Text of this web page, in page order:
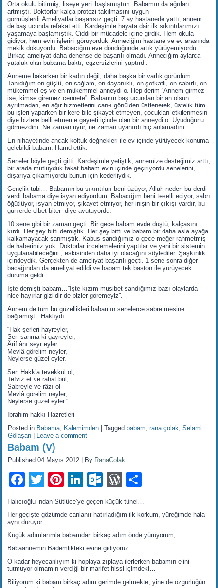
Orta okulu bitirmiş, liseye yeni başlamıştım. Babamın da ağrıları
artmıştı. Doktorlar kalça protezi takılmasını uygun
görmüşlerdi.Ameliyatlar başarısız geçti. 7 ay hastanede yattı, annem
de baş ucunda refakat etti. Kardeşimle hayata dair ilk sıkıntılarımızı
yaşamaya başlamıştık. Ciddi bir mücadele içine girdik. Hem okula
gidiyor, hem evin işlerini görüyorduk. Anneciğim hastane ve ev arasında
mekik dokuyordu. Babacığım eve döndüğünde artık yürüyemiyordu.
Birkaç ameliyat daha denense de başarılı olmadı. Anneciğim aylarca
yatalak olan babama baktı, egzersizlerini yaptırdı.
Anneme bakarken bir kadın değil, daha başka bir varlık görürdüm.
Tanıdığım en güçlü, en sağlam, en dayanıklı, en şefkatli, en sabırlı, en
mükemmel eş ve en mükemmel anneydi o. Hep derim “Annem girmez
ise, kimse giremez cennete”. Babamın baş ucundan bir an olsun
ayrılmadan, en ağır hizmetlerini can-ı gönülden üstlenerek, üstelik tüm
bu işleri yaparken bir kere bile şikayet etmeyen, çocukları etkilenmesin
diye bizlere belli etmeme gayreti içinde olan bir anneydi o. Uyuduğunu
görmezdim. Ne zaman uyur, ne zaman uyanırdı hiç anlamadım.
En nihayetinde ancak koltuk değnekleri ile ev içinde yürüyecek konuma
gelebildi babam. Hamd ettik.
Seneler böyle geçti gitti. Kardeşimle yetiştik, annemize desteğimiz arttı,
bir arada mutluyduk fakat babam evin içinde geçiriyordu senelerini,
dışarıya çıkamıyordu bunun için kederliydik.
Gençlik tabi… Babamın bu sıkıntıları beni üzüyor, Allah neden bu derdi
verdi babama diye isyan ediyordum. Babacığım beni teselli ediyor, sabrı
öğütlüyor, isyan etmiyor, şikayet etmiyor, her inişin bir çıkışı vardır, bu
günlerde elbet biter diye avutuyordu.
10 sene gibi bir zaman geçti. Bir gece babam evde düştü, kalçasını
kırdı. Her şey bitti demiştik. Her şey bitti ve babam bir daha asla ayağa
kalkamayacak sanmıştık. Kabus sandığımız o gece meğer rahmetmiş
de haberimiz yok. Doktorlar incelemelerini yaptılar ve yeni bir sistemin
uygulanabileceğini , eskisinden daha iyi olacağını söylediler. Şaşkınlık
içindeydik. Gerçekten de ameliyat başarılı geçti. 1 sene sonra diğer
bacağından da ameliyat edildi ve babam tek baston ile yürüyecek
duruma geldi.
İşte demişti babam…”İşte kızım musibet sandığımız bazı olaylarda
nice hayırlar gizlidir de bizler göremeyiz”.
Annem de tüm bu güzellikleri babamın senelerce sabretmesine
bağlamıştı. Haklıydı.
“Hak şerleri hayreyler,
Sen sanma ki gayreyler,
Ârif ânı seyr eyler.
Mevlâ görelim neyler,
Neylerse güzel eyler.
Sen Hakk’a tevekkül ol,
Tefviz et ve rahat bul,
Sabreyle ve râzı ol
Mevlâ görelim neyler,
Neylerse güzel eyler.”
İbrahim hakkı Hazretleri
Posted in Babama, Kalemimden |Tagged babam,rana çolak,Selami
Gölaşan
Leave a comment
Babam (V)
Published 04 Mayıs 2012 By RanaColak
Facebook
TwitterPinterest
LinkedIn
Outlook.com
WordPress
Halıcıoğlu’ ndan Sütlüce’ye geçen küçük tünel…
Her geçişte gözümde canlanır hatırladığım ilk korkum, yüreğimde hala
aynı duruyor.
Küçük adımlarımla babamdan birkaç adım önde yürüyorum,
Babaannemin Bademlikteki evine gidiyoruz.
O kadar heyecanlıyım ki hoplaya zıplaya ilerlerken babamın elini
tutmuyor olmamın verdiği bir marifet hissi içimdeki…
Biliyorum ki babam birkaç adım gerimde gelmekte, yine de özgürlüğün